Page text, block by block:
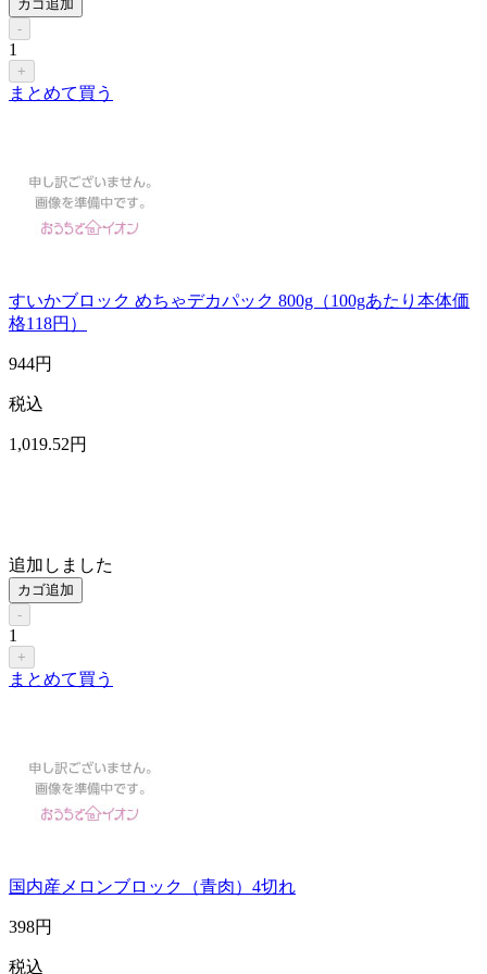
カゴ追加
-
1
+
まとめて買う
すいかブロック めちゃデカパック 800g（100gあたり本体価
格118円）
944円
税込
1,019.52円
追加しました
カゴ追加
-
1
+
まとめて買う
国内産メロンブロック（青肉）4切れ
398円
税込